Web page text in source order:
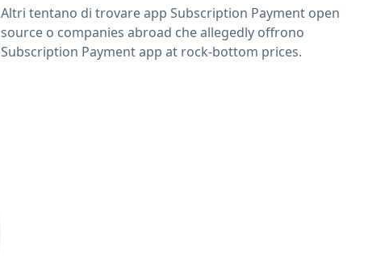
Altri tentano di trovare app Subscription Payment open
source o companies abroad che allegedly offrono
Subscription Payment app at rock-bottom prices.